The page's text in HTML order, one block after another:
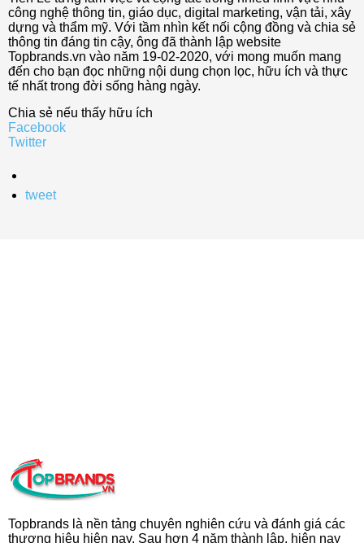
công nghệ thông tin, giáo dục, digital marketing, vận tải, xây
dựng và thẩm mỹ. Với tầm nhìn kết nối cộng đồng và chia sẻ
thông tin đáng tin cậy, ông đã thành lập website
Topbrands.vn vào năm 19-02-2020, với mong muốn mang
đến cho bạn đọc những nội dung chọn lọc, hữu ích và thực
tế nhất trong đời sống hàng ngày.
Chia sẻ nếu thấy hữu ích
Facebook
Twitter
tweet
Topbrands là nền tảng chuyên nghiên cứu và đánh giá các
thương hiệu hiện nay. Sau hơn 4 năm thành lập, hiện nay